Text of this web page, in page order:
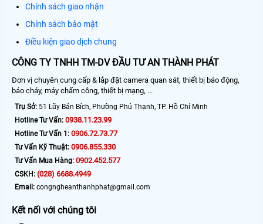
Chính sách giao nhận
Chính sách bảo mật
Điều kiện giao dịch chung
CÔNG TY TNHH TM-DV ĐẦU TƯ AN THÀNH PHÁT
Đơn vị chuyên cung cấp & lắp đặt camera quan sát, thiết bị báo động,
báo cháy, máy chấm công, thiết bị mạng, ...
Trụ Sở: 51 Lũy Bán Bích, Phường Phú Thạnh, TP. Hồ Chí Minh
Hotline Tư Vấn: 0938.11.23.99
Hotline Tư Vấn 1: 0906.72.73.77
Tư Vấn Kỹ Thuật: 0906.855.330
Tư Vấn Mua Hàng: 0902.452.577
CSKH: (028) 6688.4949
Email: congngheanthanhphat@gmail.com
Kết nối với chúng tôi